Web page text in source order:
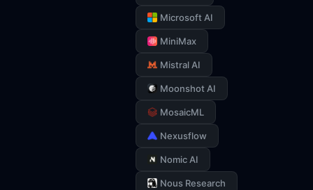
Microsoft AI
MiniMax
Mistral AI
Moonshot AI
MosaicML
Nexusflow
Nomic AI
Nous Research